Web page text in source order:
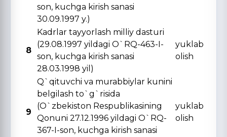
son, kuchga kirish sanasi
30.09.1997 y.)
8
Kadrlar tayyorlash milliy dasturi
(29.08.1997 yildagi O`RQ-463-I-
son, kuchga kirish sanasi
28.03.1998 yil)
yuklab
olish
9
Q`qituvchi va murabbiylar kunini
belgilash to`g`risida
(O`zbekiston Respublikasining
Qonuni 27.12.1996 yildagi O`RQ-
367-I-son, kuchga kirish sanasi
yuklab
olish